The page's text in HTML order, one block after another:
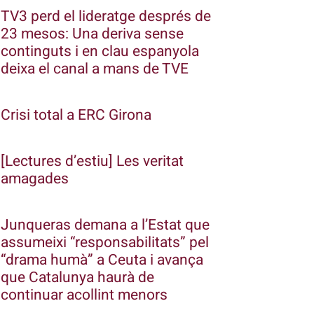
TV3 perd el lideratge després de
23 mesos: Una deriva sense
continguts i en clau espanyola
deixa el canal a mans de TVE
Crisi total a ERC Girona
[Lectures d’estiu] Les veritat
amagades
Junqueras demana a l’Estat que
assumeixi “responsabilitats” pel
“drama humà” a Ceuta i avança
que Catalunya haurà de
continuar acollint menors